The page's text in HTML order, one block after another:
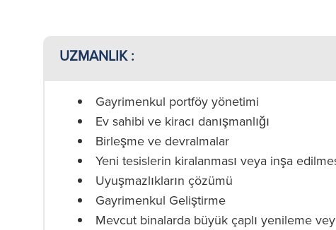
UZMANLIK :
Gayrimenkul portföy yönetimi
Ev sahibi ve kiracı danışmanlığı
Birleşme ve devralmalar
Yeni tesislerin kiralanması veya inşa
Uyuşmazlıkların çözümü
Gayrimenkul Geliştirme
Mevcut binalarda büyük çaplı yenileme